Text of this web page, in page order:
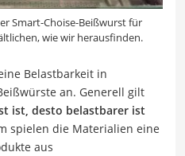
Smart-Choise-Beißwurst für
wie wir herausfinden.
Belastbarkeit in
an. Generell gilt
ist, desto belastbarer ist
spielen die Materialien eine
aus